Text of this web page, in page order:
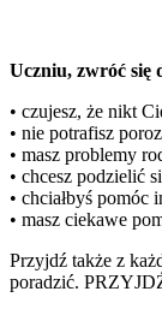
Uczniu, zwróć się
• czujesz, że nikt
• nie potrafisz
• masz problemy
• chcesz podzielić
• chciałbyś pomóc
• masz ciekawe
Przyjdź także z
poradzić.